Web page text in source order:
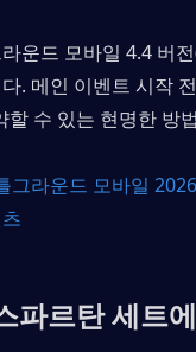
운드 모바일 4.4 버
. 메인 이벤트 시작
할 수 있는 현명한 방
그라운드 모바일
파르탄 세트